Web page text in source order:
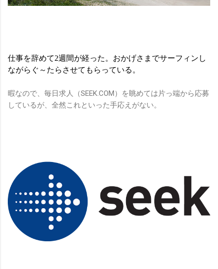
仕事を辞めて2週間が経った。おかげさまでサーフィンし
ながらぐ～たらさせてもらっている。
暇なので、毎日求人（SEEK.COM）を眺めては片っ端から応募
しているが、全然これといった手応えがない。